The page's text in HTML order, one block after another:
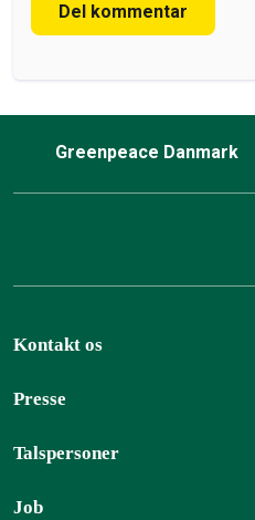
Del kommentar
Greenpeace Danmark
Kontakt os
Presse
Talspersoner
Job